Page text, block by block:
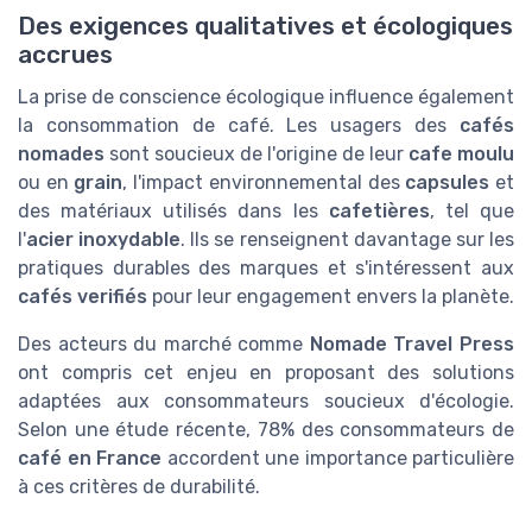
Des exigences qualitatives et écologiques
accrues
La prise de conscience écologique influence également
la consommation de café. Les usagers des cafés
nomades sont soucieux de l'origine de leur cafe moulu
ou en grain, l'impact environnemental des capsules et
des matériaux utilisés dans les cafetières, tel que
l'acier inoxydable. Ils se renseignent davantage sur les
pratiques durables des marques et s'intéressent aux
cafés verifiés pour leur engagement envers la planète.
Des acteurs du marché comme Nomade Travel Press
ont compris cet enjeu en proposant des solutions
adaptées aux consommateurs soucieux d'écologie.
Selon une étude récente, 78% des consommateurs de
café en France accordent une importance particulière
à ces critères de durabilité.